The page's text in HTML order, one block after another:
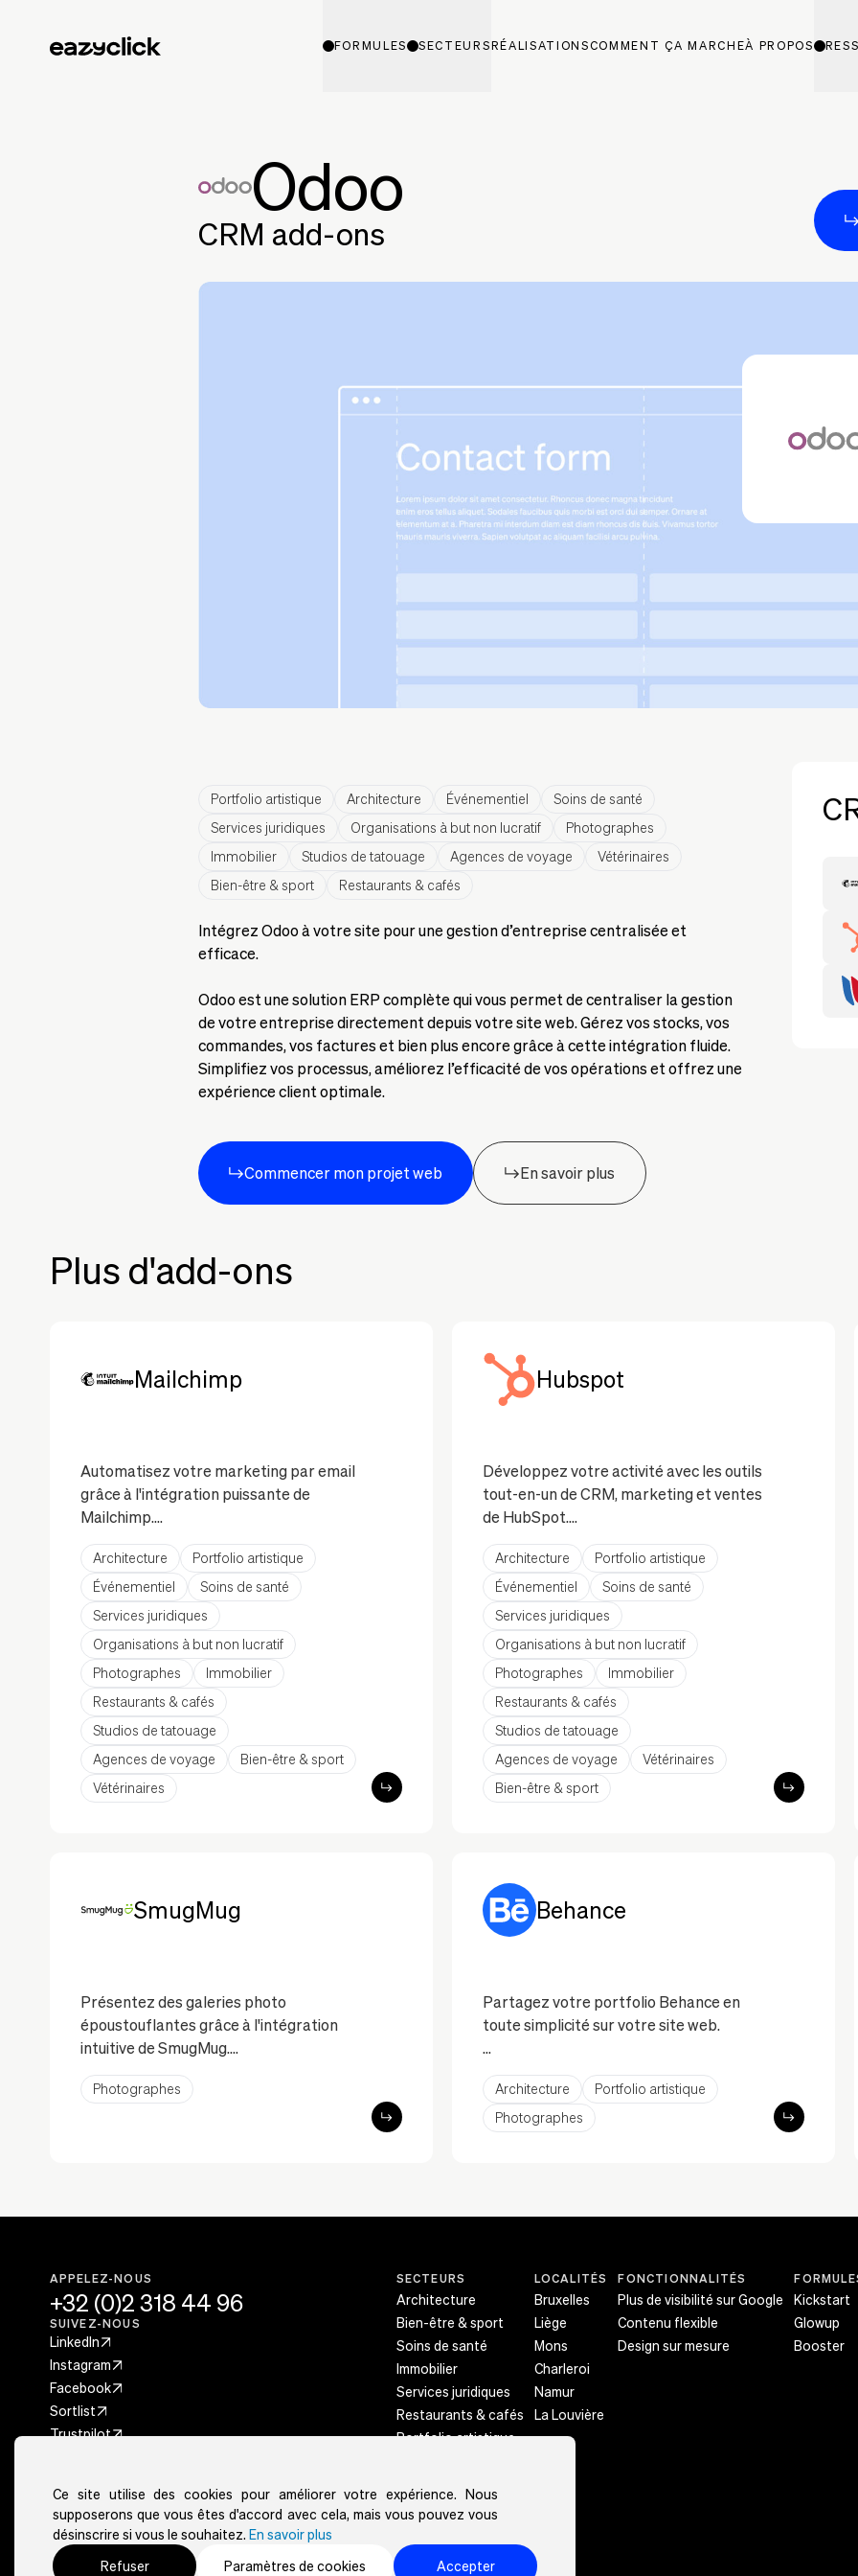
FORMULES SECTEURSRÉALISATIONSCOMMENT ÇA MARCHEÀ PROPOS
Odoo
CRM add-ons
Portfolio artistique Architecture Événementiel
Soins de santé
Services juridiques
Organisations à but non lucratif
Photographes
Immobilier
Studios de tatouage Agences de voyage
Vétérinaires
Bien-être & sport
Restaurants & cafés
Intégrez Odoo à votre site pour une gestion d’entreprise centralisée et
efficace.
Odoo est une solution ERP complète qui vous permet de centraliser la gestion
de votre entreprise directement depuis votre site web. Gérez vos stocks, vos
commandes, vos factures et bien plus encore grâce à cette intégration fluide.
Simplifiez vos processus, améliorez l’efficacité de vos opérations et offrez une
expérience client optimale.
Commencer mon projet web En savoir plus
Whise
Plus d'add-ons
Mailchimp
Automatisez votre marketing par email
grâce à l'intégration puissante de
Mailchimp.
L'intégration de Mailchimp vous permet
de collecter des abonnés, de créer des
formulaires d'inscription et de gérer vos
campagnes email directement depuis
votre site. Avec son interface intuitive et
ses outils marketing, vous pouvez
accroître l'engagement et développer
votre audience.
Architecture
Portfolio artistique
Événementiel
Soins de santé
Services juridiques
Organisations à but non lucratif
Photographes
Immobilier
Restaurants & cafés
Studios de tatouage
Agences de voyage
Bien-être & sport
Vétérinaires
Hubspot
Développez votre activité avec les outils
tout-en-un de CRM, marketing et ventes
de HubSpot.
L'intégration de HubSpot vous aide à
gérer vos leads, suivre vos contacts et
lancer des campagnes marketing en
toute simplicité. Du marketing par email
au chat en direct, en passant par les
formulaires de génération de leads, cette
solution intègre les puissants outils de
HubSpot à votre site pour améliorer
l’engagement client et favoriser la
croissance de votre entreprise.
Architecture
Portfolio artistique
Événementiel
Soins de santé
Services juridiques
Organisations à but non lucratif
Photographes
Immobilier
Restaurants & cafés
Studios de tatouage
Agences de voyage
Vétérinaires
Bien-être & sport
SmugMug
Présentez des galeries photo
époustouflantes grâce à l'intégration
intuitive de SmugMug.
L'intégration de SmugMug permet aux
fluide.
Photographes
Behance
Partagez votre portfolio Behance en
toute simplicité sur votre site web.
L'intégration Behance permet aux
professionnels créatifs de présenter leur
portfolio directement sur leur site. Avec
Architecture
Portfolio artistique
Photographes
APPELEZ-NOUS
+32 (0)2 318 44 96
SUIVEZ-NOUS
LinkedIn
Instagram
Facebook
Sortlist
Trustpilot
SECTEURS
Architecture
Bien-être & sport
Soins de santé
Immobilier
Services juridiques
Restaurants & cafés
Portfolio artistique
LOCALITÉS
Bruxelles
Liège
Mons
Charleroi
Namur
La Louvière
FONCTIONNALITÉS
Plus de visibilité sur Google
Contenu flexible
Design sur mesure
Kickstart
Glowup
Booster
Ce site utilise des cookies pour améliorer votre expérience. Nous
supposerons que vous êtes d'accord avec cela, mais vous pouvez vous
désinscrire si vous le souhaitez. En savoir plus
Refuser
Paramètres de cookies Accepter